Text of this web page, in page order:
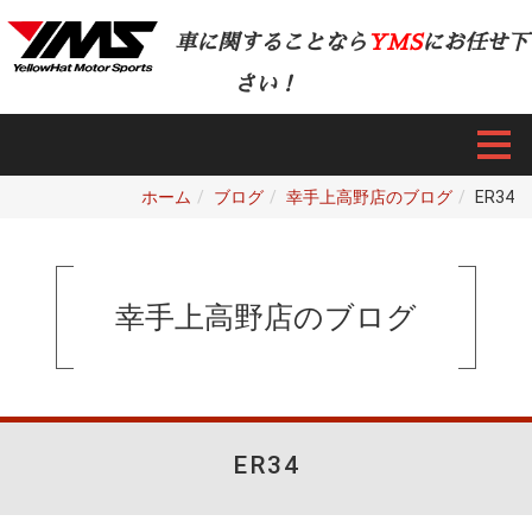
車に関することなら YMSにお任せ下
さい！
ホーム ブログ 幸手上高野店のブログ ER34
幸手上高野店のブログ
ER34